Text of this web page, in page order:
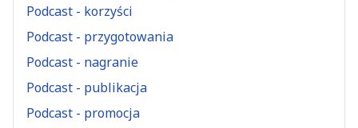
Podcast - korzyści
Podcast - przygotowania
Podcast - nagranie
Podcast - publikacja
Podcast - promocja